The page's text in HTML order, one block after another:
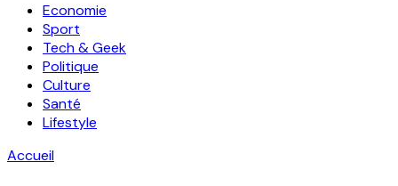
Economie
Sport
Tech & Geek
Politique
Culture
Santé
Lifestyle
Accueil